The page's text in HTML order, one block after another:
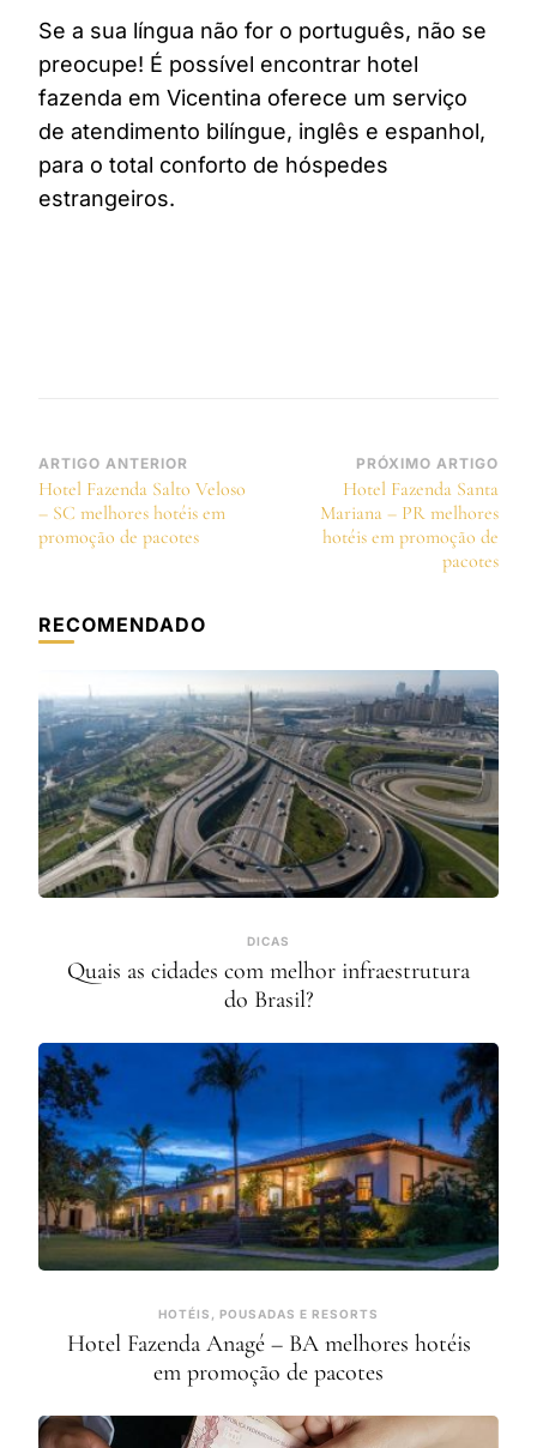
Se a sua língua não for o português, não se
preocupe! É possível encontrar hotel
fazenda em Vicentina oferece um serviço
de atendimento bilíngue, inglês e espanhol,
para o total conforto de hóspedes
estrangeiros.
Navegação
de
post
ARTIGO ANTERIOR
Hotel Fazenda Salto Veloso
– SC melhores hotéis em
promoção de pacotes
PRÓXIMO ARTIGO
Hotel Fazenda Santa
Mariana – PR melhores
hotéis em promoção de
pacotes
RECOMENDADO
DICAS
Quais as cidades com melhor infraestrutura
do Brasil?
HOTÉIS, POUSADAS E RESORTS
Hotel Fazenda Anagé – BA melhores hotéis
em promoção de pacotes